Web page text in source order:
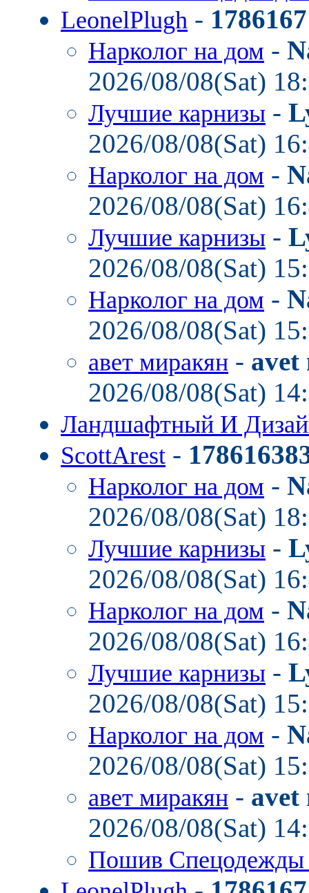
LeonelPlugh -
Нарколог на дом -
2026/08/08(Sat)
Лучшие карнизы -
2026/08/08(Sat)
Нарколог на дом -
2026/08/08(Sat)
Лучшие карнизы -
2026/08/08(Sat)
Нарколог на дом -
2026/08/08(Sat)
авет миракян - avet
2026/08/08(Sat)
Ландшафтный И
ScottArest -
Нарколог на дом -
2026/08/08(Sat)
Лучшие карнизы -
2026/08/08(Sat)
Нарколог на дом -
2026/08/08(Sat)
Лучшие карнизы -
2026/08/08(Sat)
Нарколог на дом -
2026/08/08(Sat)
авет миракян - avet
2026/08/08(Sat)
Пошив